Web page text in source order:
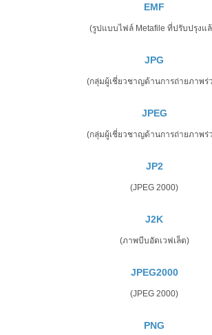
EMF
(รูปแบบไฟล์ Metafile ที่ปรับปรุงแ
JPG
(กลุ่มผู้เชี่ยวชาญด้านการถ่ายภาพร่
JPEG
(กลุ่มผู้เชี่ยวชาญด้านการถ่ายภาพร่
JP2
(JPEG 2000)
J2K
(ภาพบีบอัดเวฟเล็ต)
JPEG2000
(JPEG 2000)
PNG